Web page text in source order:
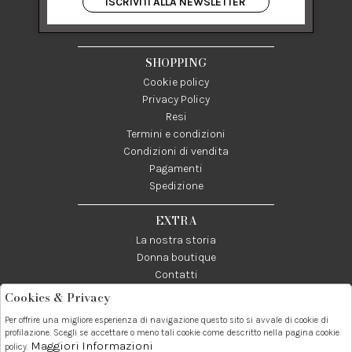
84122 Salerno Italia
P IVA 03024950655
SHOPPING
Cookie policy
Privacy Policy
Resi
Termini e condizioni
Condizioni di vendita
Pagamenti
Spedizione
EXTRA
La nostra storia
Donna boutique
Contatti
Telefono:
089237858
Whatsapp:
3338855601
Contatti:
info@donna1981.it
Cookies & Privacy
Per offrire una migliore esperienza di navigazione questo sito si avvale di cookie di
profilazione. Scegli se accettare o meno tali cookie come descritto nella pagina cookie
policy. Maggiori Informazioni